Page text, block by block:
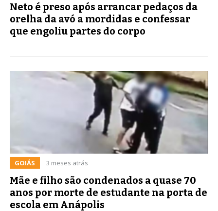
Neto é preso após arrancar pedaços da
orelha da avó a mordidas e confessar
que engoliu partes do corpo
GOIÁS 3 meses atrás
Mãe e filho são condenados a quase 70
anos por morte de estudante na porta de
escola em Anápolis